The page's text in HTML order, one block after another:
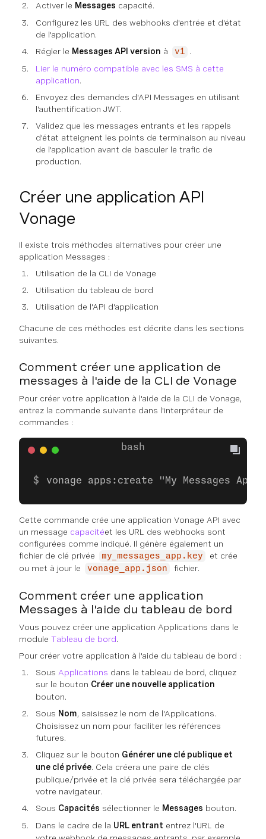
Activer le Messages capacité.
Configurez les URL des webhooks d'entrée et d'état
de l'application.
Régler le Messages API version à v1
.
Lier le numéro compatible avec les SMS à cette
application.
Envoyez des demandes d'API Messages en utilisant
l'authentification JWT.
Validez que les messages entrants et les rappels
d'état atteignent les points de terminaison au niveau
de l'application avant de basculer le trafic de
production.
Créer une application API
Vonage
Il existe trois méthodes alternatives pour créer une
application Messages :
Utilisation de la CLI de Vonage
Utilisation du tableau de bord
Utilisation de l'API d'application
Chacune de ces méthodes est décrite dans les sections
suivantes.
Comment créer une application de
messages à l'aide de la CLI de Vonage
Pour créer votre application à l'aide de la CLI de Vonage,
entrez la commande suivante dans l'interpréteur de
commandes :
vonage apps:create "My Messages
Cette commande crée une application Vonage API avec
un message capacitéet les URL des webhooks sont
configurées comme indiqué. Il génère également un
fichier de clé privée
my_messages_app.key
et crée
ou met à jour le
vonage_app.json fichier.
Comment créer une application
Messages à l'aide du tableau de bord
Vous pouvez créer une application Applications dans le
module Tableau de bord.
Pour créer votre application à l'aide du tableau de bord :
Sous Applications dans le tableau de bord, cliquez
sur le bouton Créer une nouvelle application
bouton.
Sous Nom, saisissez le nom de l'Applications.
Choisissez un nom pour faciliter les références
futures.
Cliquez sur le bouton Générer une clé publique et
une clé privée. Cela créera une paire de clés
publique/privée et la clé privée sera téléchargée par
votre navigateur.
Sous Capacités sélectionner le Messages bouton.
Dans le cadre de la URL entrant entrez l'URL de